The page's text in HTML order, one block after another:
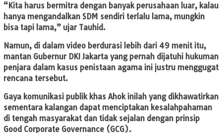
“Kita harus bermitra dengan banyak perusahaan luar, kalau
hanya mengandalkan SDM sendiri terlalu lama, mungkin
bisa tapi lama,” ujar Tauhid.
Namun, di dalam video berdurasi lebih dari 49 menit itu,
mantan Gubernur DKI Jakarta yang pernah dijatuhi hukuman
penjara dalam kasus penistaan agama ini justru menggugat
rencana tersebut.
Gaya komunikasi publik khas Ahok inilah yang dikhawatirkan
sementara kalangan dapat menciptakan kesalahpahaman
di tengah masyarakat dan tidak sejalan dengan prinsip
Good Corporate Governance (GCG).